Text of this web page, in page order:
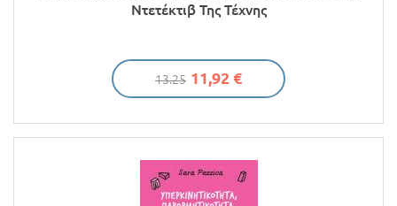
Ντετέκτιβ Της Τέχνης
13.25 11,92 €